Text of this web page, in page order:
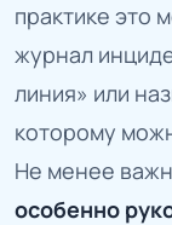
практике это
журнал
линия» или
которому
Не менее
особенно